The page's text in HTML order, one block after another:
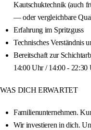
Kautschuktechnik (auch
— oder vergleichbare
Erfahrung im Spritzguss
Technisches Verständnis
Bereitschaft zur
14:00 Uhr / 14:00 - 22:30
WAS DICH ERWARTET
Familienunternehmen.
Wir investieren in dich.